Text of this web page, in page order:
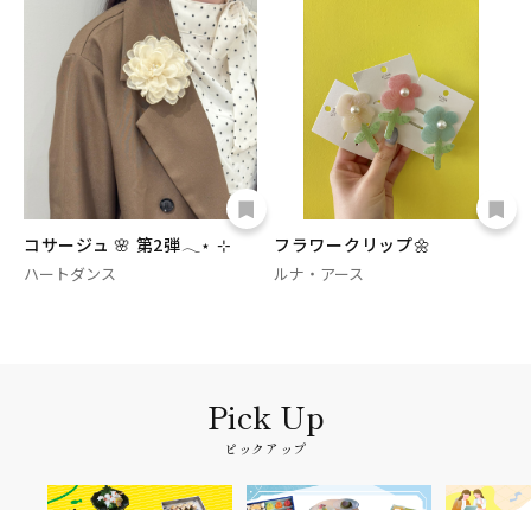
コサージュ 🌸 第2弾𓂃⋆ ⊹
ハートダンス
フラワークリップ🌼
ルナ・アース
ピックアップ